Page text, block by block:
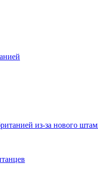
из-за нового